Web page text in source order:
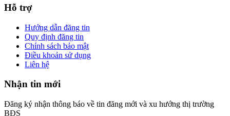
Hỗ trợ
Hướng dẫn đăng tin
Quy định đăng tin
Chính sách bảo mật
Điều khoản sử dụng
Liên hệ
Nhận tin mới
Đăng ký nhận thông báo về tin đăng mới và xu hướng thị trường
BĐS